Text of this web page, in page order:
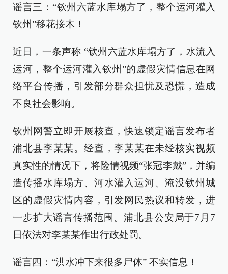
谣言三：“钦州六蓝水库塌方了，整个运河灌入
钦州”移花接木！
近日，一条声称 “钦州六蓝水库塌方了，水流入
运河，整个运河灌入钦州”的虚假灾情信息在网
络平台传播，引发部分群众担忧及恐慌，造成
不良社会影响。
钦州网警立即开展核查，快速锁定谣言发布者
浦北县李某某。经查，李某某在未经核实视频
真实性的情况下，将险情视频“张冠李戴”，并编
造传播水库塌方、河水灌入运河、淹没钦州城
区的虚假灾情内容，引发网民热议和转发，进
一步扩大谣言传播范围。浦北县公安局于7月7
日依法对李某某作出行政处罚。
谣言四：“洪水冲下来很多尸体” 不实信息！